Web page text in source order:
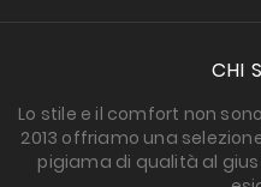
CHI
Lo stile e il comfort non
2013 offriamo una
pigiama di qualità al